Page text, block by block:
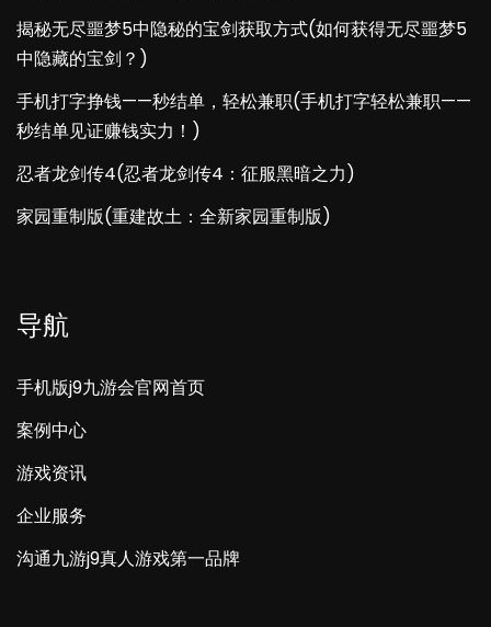
揭秘无尽噩梦5中隐秘的宝剑获取方式(如何获得无尽噩梦5
中隐藏的宝剑？)
手机打字挣钱——秒结单，轻松兼职(手机打字轻松兼职——
秒结单见证赚钱实力！)
忍者龙剑传4(忍者龙剑传4：征服黑暗之力)
家园重制版(重建故土：全新家园重制版)
导航
手机版j9九游会官网首页
案例中心
游戏资讯
企业服务
沟通九游j9真人游戏第一品牌